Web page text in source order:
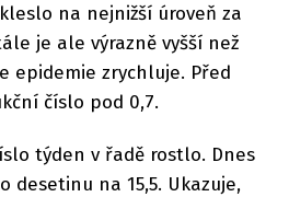
na nejnižší úroveň za
je ale výrazně vyšší než
epidemie zrychluje. Před
číslo pod 0,7.
týden v řadě rostlo. Dnes
na 15,5. Ukazuje,